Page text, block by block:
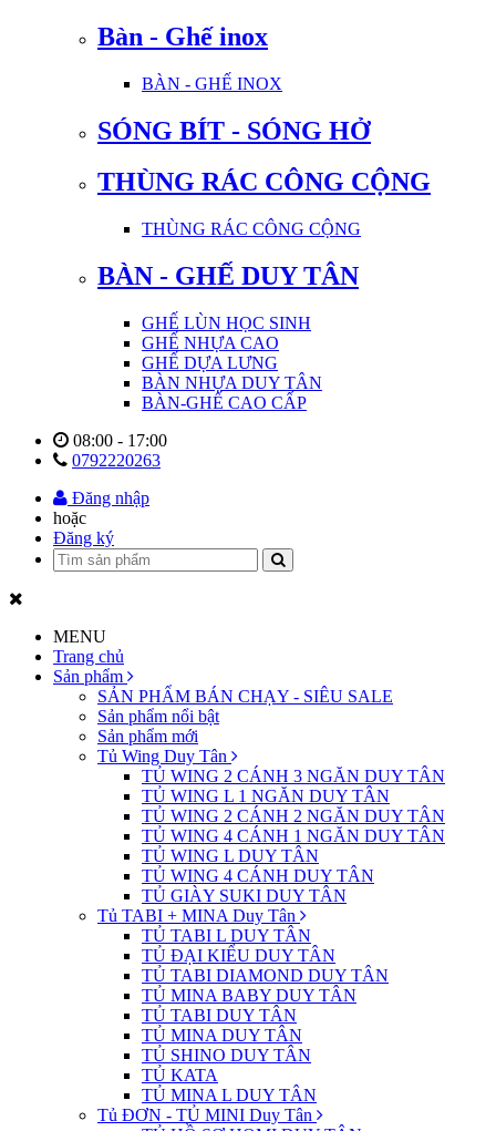
Bàn - Ghế inox
BÀN - GHẾ INOX
SÓNG BÍT - SÓNG HỞ
THÙNG RÁC CÔNG CỘNG
THÙNG RÁC CÔNG CỘNG
BÀN - GHẾ DUY TÂN
GHẾ LÙN HỌC SINH
GHẾ NHỰA CAO
GHẾ DỰA LƯNG
BÀN NHỰA DUY TÂN
BÀN-GHẾ CAO CẤP
08:00 - 17:00
0792220263
Đăng nhập
hoặc
Đăng ký
MENU
Trang chủ
Sản phẩm
SẢN PHẨM BÁN CHẠY - SIÊU SALE
Sản phẩm nổi bật
Sản phẩm mới
Tủ Wing Duy Tân
TỦ WING 2 CÁNH 3 NGĂN DUY TÂN
TỦ WING L 1 NGĂN DUY TÂN
TỦ WING 2 CÁNH 2 NGĂN DUY TÂN
TỦ WING 4 CÁNH 1 NGĂN DUY TÂN
TỦ WING L DUY TÂN
TỦ WING 4 CÁNH DUY TÂN
TỦ GIÀY SUKI DUY TÂN
Tủ TABI + MINA Duy Tân
TỦ TABI L DUY TÂN
TỦ ĐẠI KIỂU DUY TÂN
TỦ TABI DIAMOND DUY TÂN
TỦ MINA BABY DUY TÂN
TỦ TABI DUY TÂN
TỦ MINA DUY TÂN
TỦ SHINO DUY TÂN
TỦ KATA
TỦ MINA L DUY TÂN
Tủ ĐƠN - TỦ MINI Duy Tân